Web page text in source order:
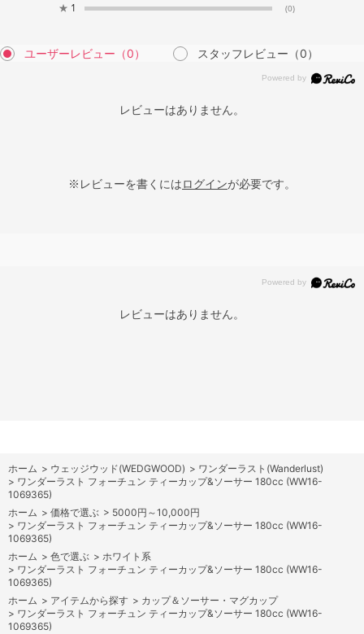
★ 1 (0)
ユーザーレビュー （0） スタッフレビュー （0）
レビューはありません。
※レビューを書くにはログインが必要です。
レビューはありません。
ホーム > ウェッジウッド(WEDGWOOD) > ワンダーラスト(Wanderlust)
> ワンダーラスト フォーチュン ティーカップ&ソーサー 180cc (WW16-
1069365)
ホーム > 価格で選ぶ > 5000円～10,000円
> ワンダーラスト フォーチュン ティーカップ&ソーサー 180cc (WW16-
1069365)
ホーム > 色で選ぶ > ホワイト系
> ワンダーラスト フォーチュン ティーカップ&ソーサー 180cc (WW16-
1069365)
ホーム > アイテムから探す > カップ＆ソーサー・マグカップ
> ワンダーラスト フォーチュン ティーカップ&ソーサー 180cc (WW16-
1069365)